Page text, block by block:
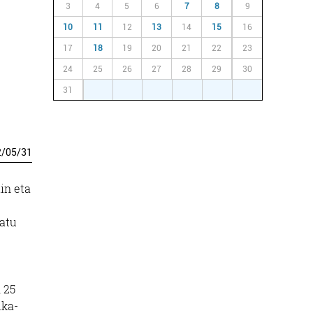
/05/31
eta
3 4 5 6 7 8 9
10 11 12 13 14 15 16
17 18 19 20 21 22 23
24 25 26 27 28 29 30
31